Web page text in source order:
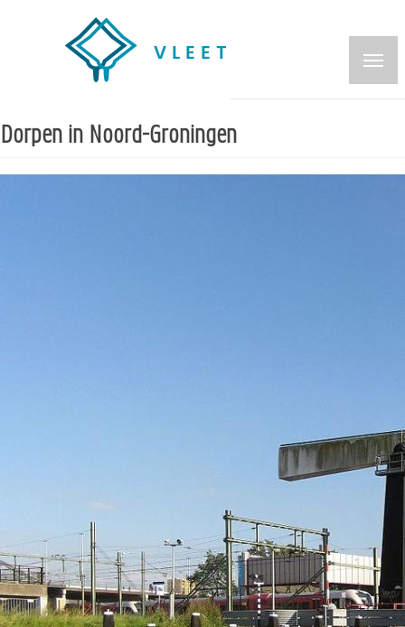
inhoud
Dorpen in Noord-Groningen